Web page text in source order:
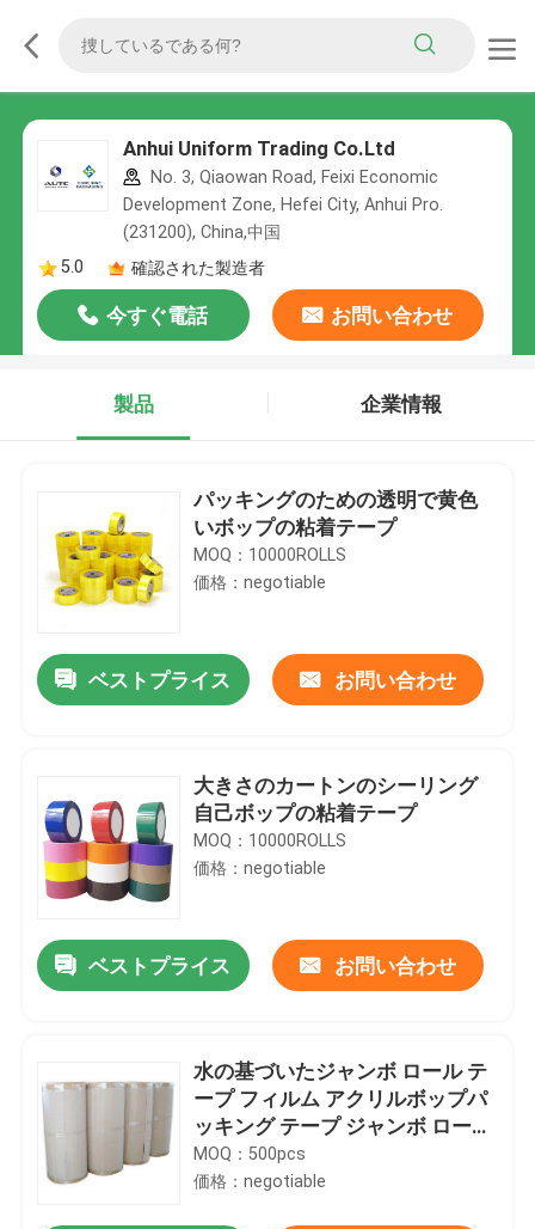
Anhui Uniform Trading Co.Ltd
No. 3, Qiaowan Road, Feixi Economic
Development Zone, Hefei City, Anhui Pro.
(231200), China,中国
5.0
確認された製造者
今すぐ電話 お問い合わせ
製品 企業情報
パッキングのための透明で黄色
いボップの粘着テープ
MOQ：10000ROLLS
価格：negotiable
ベストプライス お問い合わせ
大きさのカートンのシーリング
自己ボップの粘着テープ
MOQ：10000ROLLS
価格：negotiable
ベストプライス お問い合わせ
水の基づいたジャンボ ロール テ
ープ フィルム アクリルボップパ
ッキング テープ ジャンボ ロール
1270MMx4000M
MOQ：500pcs
価格：negotiable